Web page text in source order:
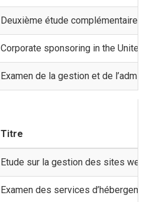
Deuxième étude complémentaire de
Corporate sponsoring in the United
Examen de la gestion et de
Titre
Etude sur la gestion des sites web
Examen des services